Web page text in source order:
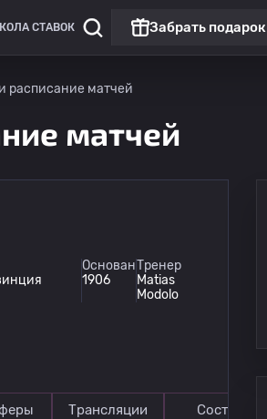
СТАВОК Забрать подарок
расписание матчей
матчей
Основан
1906
Тренер
Matias
Modolo
Трансляции Состав